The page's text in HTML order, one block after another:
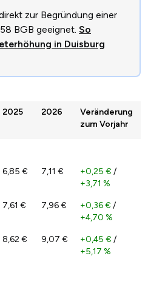
zur Begründung einer
BGB geeignet. So
in Duisburg
2025 2026
Veränderung
zum Vorjahr
6,85 € 7,11 € +0,25 € /
+3,71 %
7,61 € 7,96 € +0,36 € /
+4,70 %
8,62 € 9,07 € +0,45 € /
+5,17 %